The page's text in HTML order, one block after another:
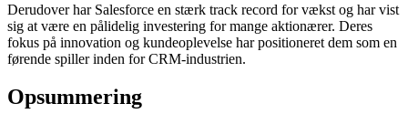
Derudover har Salesforce en stærk track record for vækst og har vist
sig at være en pålidelig investering for mange aktionærer. Deres
fokus på innovation og kundeoplevelse har positioneret dem som en
førende spiller inden for CRM-industrien.
Opsummering